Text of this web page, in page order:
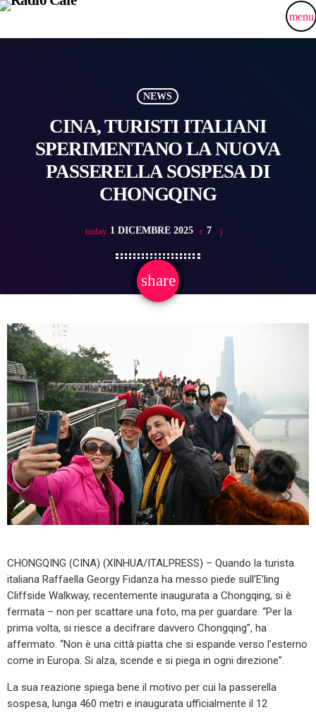
menu
NEWS
CINA, TURISTI ITALIANI
SPERIMENTANO LA NUOVA
PASSERELLA SOSPESA DI
CHONGQING
today 1 DICEMBRE 2025 7
share
email
CHONGQING (CINA) (XINHUA/ITALPRESS) – Quando la turista
italiana Raffaella Georgy Fidanza ha messo piede sull’E’ling
Cliffside Walkway, recentemente inaugurata a Chongqing, si è
fermata – non per scattare una foto, ma per guardare. “Per la
prima volta, si riesce a decifrare davvero Chongqing”, ha
affermato. “Non è una città piatta che si espande verso l’esterno
come in Europa. Si alza, scende e si piega in ogni direzione”.
La sua reazione spiega bene il motivo per cui la passerella
sospesa, lunga 460 metri e inaugurata ufficialmente il 12